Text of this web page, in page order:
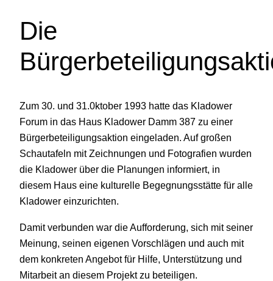
Die
Zum 30. und 31.0ktober 1993 hatte das Kladower
Forum in das Haus Kladower Damm 387 zu einer
Bürgerbeteiligungsaktion eingeladen. Auf großen
Schautafeln mit Zeichnungen und Fotografien wurden
die Kladower über die Planungen informiert, in
diesem Haus eine kulturelle Begegnungsstätte für alle
Kladower einzurichten.
Damit verbunden war die Aufforderung, sich mit seiner
Meinung, seinen eigenen Vorschlägen und auch mit
dem konkreten Angebot für Hilfe, Unterstützung und
Mitarbeit an diesem Projekt zu beteiligen.